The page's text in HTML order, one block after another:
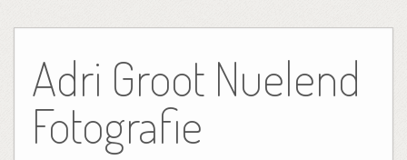
de
inhoud
Adri Groot Nuelend
Fotografie